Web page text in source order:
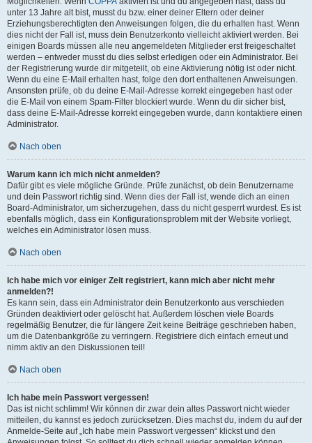
unter 13 Jahre alt bist, musst du bzw. einer deiner Eltern oder deiner
Erziehungsberechtigten den Anweisungen folgen, die du erhalten hast. Wenn
dies nicht der Fall ist, muss dein Benutzerkonto vielleicht aktiviert werden. Bei
einigen Boards müssen alle neu angemeldeten Mitglieder erst freigeschaltet
werden – entweder musst du dies selbst erledigen oder ein Administrator. Bei
der Registrierung wurde dir mitgeteilt, ob eine Aktivierung nötig ist oder nicht.
Wenn du eine E-Mail erhalten hast, folge den dort enthaltenen Anweisungen.
Ansonsten prüfe, ob du deine E-Mail-Adresse korrekt eingegeben hast oder
die E-Mail von einem Spam-Filter blockiert wurde. Wenn du dir sicher bist,
dass deine E-Mail-Adresse korrekt eingegeben wurde, dann kontaktiere einen
Administrator.
Nach oben
Warum kann ich mich nicht anmelden?
Dafür gibt es viele mögliche Gründe. Prüfe zunächst, ob dein Benutzername
und dein Passwort richtig sind. Wenn dies der Fall ist, wende dich an einen
Board-Administrator, um sicherzugehen, dass du nicht gesperrt wurdest. Es ist
ebenfalls möglich, dass ein Konfigurationsproblem mit der Website vorliegt,
welches ein Administrator lösen muss.
Nach oben
Ich habe mich vor einiger Zeit registriert, kann mich aber nicht mehr
anmelden?!
Es kann sein, dass ein Administrator dein Benutzerkonto aus verschieden
Gründen deaktiviert oder gelöscht hat. Außerdem löschen viele Boards
regelmäßig Benutzer, die für längere Zeit keine Beiträge geschrieben haben,
um die Datenbankgröße zu verringern. Registriere dich einfach erneut und
nimm aktiv an den Diskussionen teil!
Nach oben
Ich habe mein Passwort vergessen!
Das ist nicht schlimm! Wir können dir zwar dein altes Passwort nicht wieder
mitteilen, du kannst es jedoch zurücksetzen. Dies machst du, indem du auf der
Anmelde-Seite auf „Ich habe mein Passwort vergessen“ klickst und den